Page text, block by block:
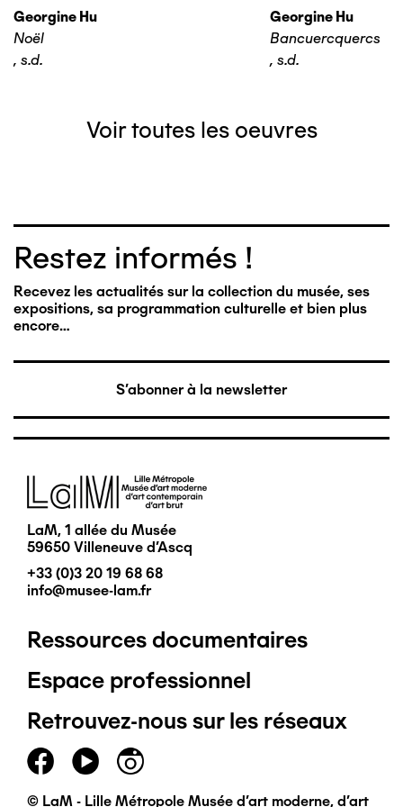
Georgine Hu
Noël
, s.d.
Georgine Hu
Bancuercquercs
, s.d.
Voir toutes les oeuvres
Restez informés !
Recevez les actualités sur la collection du musée, ses
expositions, sa programmation culturelle et bien plus
encore…
S'abonner à la newsletter
Image
LaM, 1 allée du Musée
59650 Villeneuve d'Ascq
+33 (0)3 20 19 68 68
info@musee-lam.fr
Pied
de
page
principal
Ressources documentaires
Espace professionnel
Retrouvez-nous sur les réseaux
© LaM - Lille Métropole Musée d'art moderne, d'art